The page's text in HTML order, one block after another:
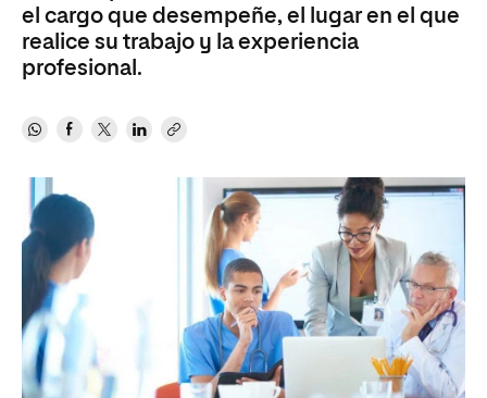
el cargo que desempeñe, el lugar en el que
realice su trabajo y la experiencia
profesional.